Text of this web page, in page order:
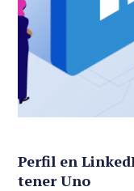
Perfil en
tener Uno